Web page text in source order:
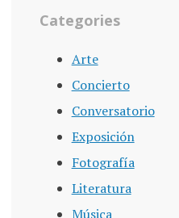
Categories
Arte
Concierto
Conversatorio
Exposición
Fotografía
Literatura
Música